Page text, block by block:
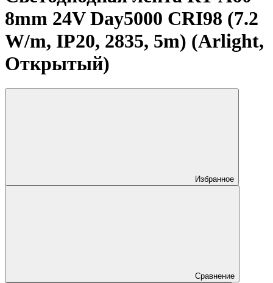
8mm 24V Day5000 CRI98 (7.2
W/m, IP20, 2835, 5m) (Arlight,
Открытый)
Избранное
Сравнение